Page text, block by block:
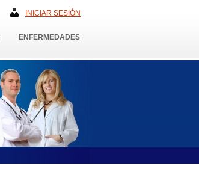
INICIAR SESIÓN
ENFERMEDADES